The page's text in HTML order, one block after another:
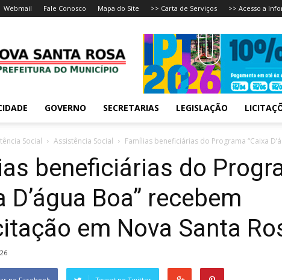
Webmail Fale Conosco Mapa do Site >> Carta de Serviços >> Acesso a
GOVERNO SECRETARIAS LEGISLAÇÃO
Social Assistência Social Famílias beneficiárias do Programa “Caixa
beneficiárias do
D’água Boa” recebem
em Nova Santa